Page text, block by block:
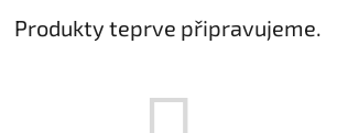
Produkty teprve připravujeme.